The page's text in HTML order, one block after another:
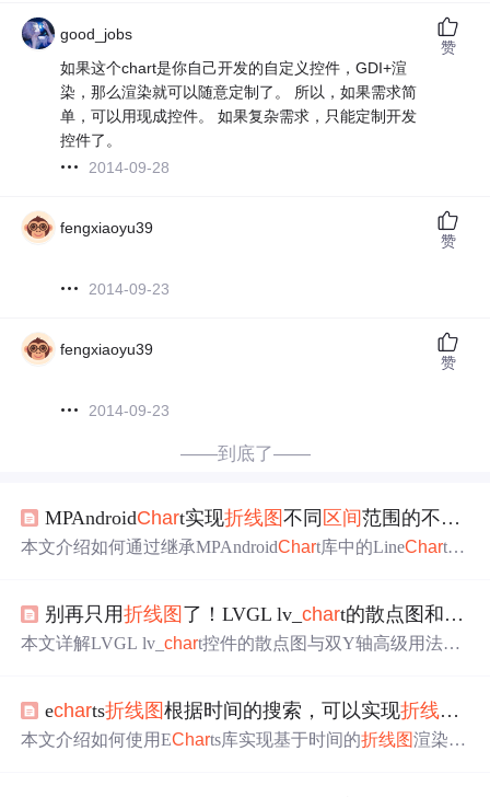
good_jobs
如果这个chart是你自己开发的自定义控件，GDI+渲
染，那么渲染就可以随意定制了。 所以，如果需求简
单，可以用现成控件。 如果复杂需求，只能定制开发
控件了。
2014-09-28
赞
fengxiaoyu39
2014-09-23
赞
fengxiaoyu39
2014-09-23
赞
——到底了——
MPAndroidChart实现折线图不同 区间范围的不同的
本文介绍如何通过继承MPAndroidChart库中的LineChart类
别再只用折线图 了！LVGL lv_chart的散点图和双Y轴高级玩法详解
本文详解LVGL lv_chart控件的散点图与双Y轴高级用法：
步与标签位置调整；结合二者可构建温度-电压监测面板，
并通过极值采样、定时更新和交互启用实现大数据量下的
echarts折线图根据时间的搜索，可以实现折线图
本文介绍如何使用ECharts库实现基于时间的折线图渲染，